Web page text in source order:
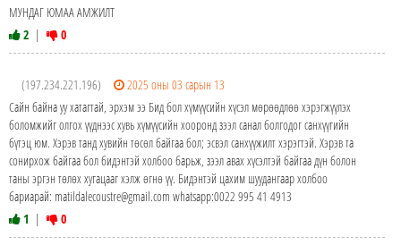
МУНДАГ ЮМАА АМЖИЛТ
2 | 0
(197.234.221.196)
2025 оны 03 сарын 13
Сайн байна уу хатагтай, эрхэм ээ Бид бол хүмүүсийн хүсэл мөрөөдлөө хэрэгжүүлэх
боломжийг олгох үүднээс хувь хүмүүсийн хооронд зээл санал болгодог санхүүгийн
бүтэц юм. Хэрэв танд хувийн төсөл байгаа бол; эсвэл санхүүжилт хэрэгтэй. Хэрэв та
сонирхож байгаа бол бидэнтэй холбоо барьж, зээл авах хүсэлтэй байгаа дүн болон
таны эргэн төлөх хугацааг хэлж өгнө үү. Бидэнтэй цахим шуудангаар холбоо
бариарай: matildalecoustre@gmail.com whatsapp:0022 995 41 4913
1 | 0